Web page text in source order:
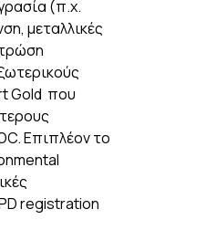
(π.χ.
μεταλλικές
Gold που
Επιπλέον το
registration